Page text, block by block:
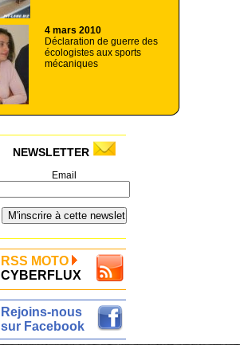
4 mars 2010
Déclaration de guerre des
écologistes aux sports
mécaniques
NEWSLETTER
Email
RSS MOTO
CYBERFLUX
Rejoins-nous
sur Facebook